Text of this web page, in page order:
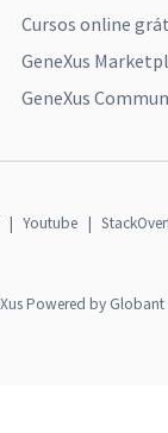
Cursos online
GeneXus
GeneXus
| Youtube |
Powered by Globant